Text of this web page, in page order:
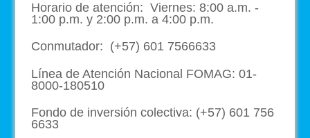
Horario de atención: Viernes: 8:00 a.m. -
1:00 p.m. y 2:00 p.m. a 4:00 p.m.
Conmutador: (+57) 601 7566633
Línea de Atención Nacional FOMAG: 01-
8000-180510
Fondo de inversión colectiva: (+57) 601 756
6633